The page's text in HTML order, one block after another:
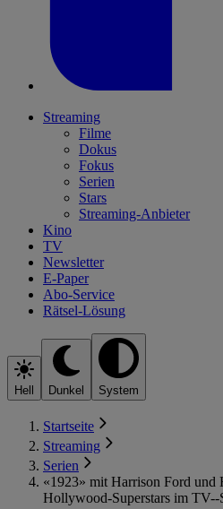
Streaming
Filme
Dokus
Fokus
Serien
Stars
Streaming-Anbieter
Kino
TV
Newsletter
E-Paper
Abo-Service
Rätsel-Lösung
Hell Dunkel System
Startseite
Streaming
Serien
«1923» mit Harrison Ford und
Hollywood-Superstars im TV--